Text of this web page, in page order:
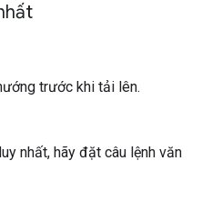
trước khi tải lên.
nhất, hãy đặt câu lệnh văn